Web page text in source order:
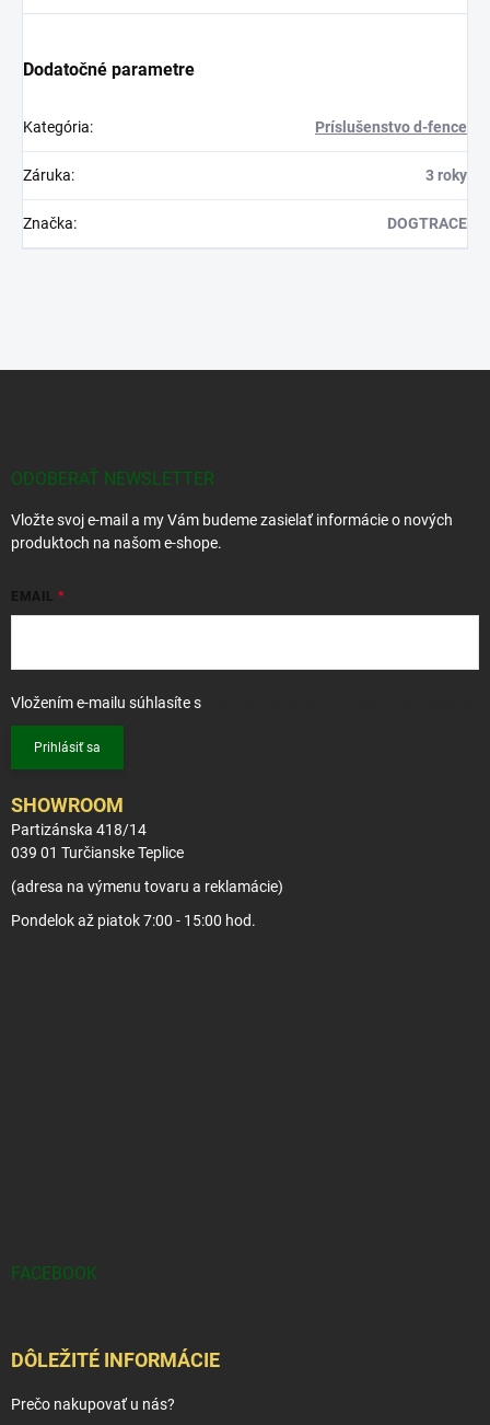
Dodatočné parametre
Kategória: Príslušenstvo d-fence
Záruka: 3 roky
Značka: DOGTRACE
ODOBERAŤ NEWSLETTER
Vložte svoj e-mail a my Vám budeme zasielať informácie o nových
produktoch na našom e-shope.
EMAIL
Vložením e-mailu súhlasíte s
Prihlásiť sa
SHOWROOM
Partizánska 418/14
039 01 Turčianske Teplice
(adresa na výmenu tovaru a reklamácie)
Pondelok až piatok 7:00 - 15:00 hod.
FACEBOOK
DÔLEŽITÉ INFORMÁCIE
Prečo nakupovať u nás?